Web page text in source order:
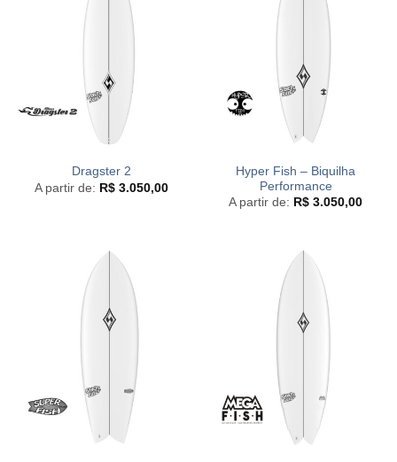
Dragster 2
A partir de: R$ 3.050,00
Hyper Fish – Biquilha
Performance
A partir de: R$ 3.050,00